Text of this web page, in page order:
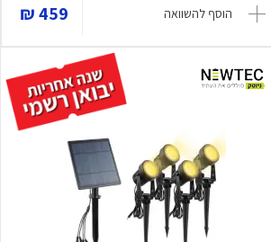
הוסף להשוואה 459 ₪